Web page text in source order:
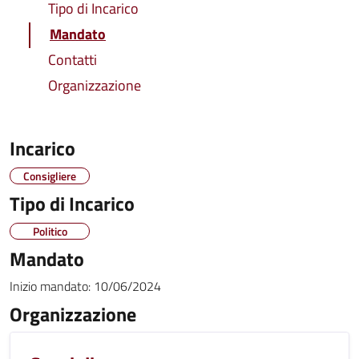
Tipo di Incarico
Mandato
Contatti
Organizzazione
Incarico
Consigliere
Tipo di Incarico
Politico
Mandato
Inizio mandato: 10/06/2024
Organizzazione